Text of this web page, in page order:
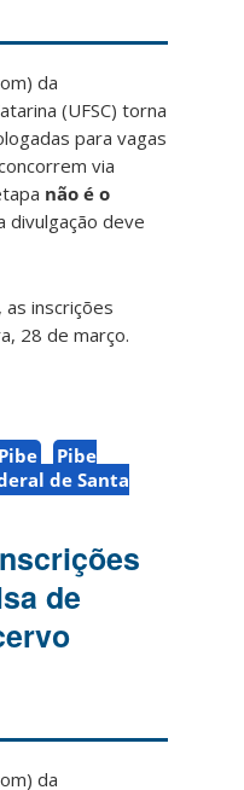
da
(UFSC) torna
para vagas
via
não é o
divulgação deve
, as inscrições
28 de março.
Pibe
Pibe
de Santa
de
da